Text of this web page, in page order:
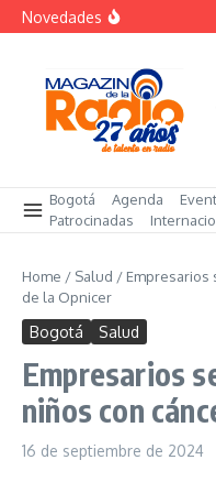
Saltar al contenido
Novedades
Bogotá Agenda
Patrocinadas
Home / Salud / Empresarios
de la Opnicer
Bogotá Salud
Empresarios
niños con
16 de septiembre de 2024